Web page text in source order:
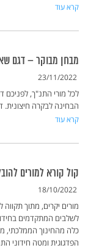
קרא עוד
מבחן מבוקר – דגם
23/11/2022
לכל מורי התנ"ך, לפניכם
הבחינה לבקרה חיצונית.
קרא עוד
קול קורא למורים
18/10/2022
מורים יקרים, מתוך
לשלבים המתקדמים
כלה מהחינוך הממלכתי,